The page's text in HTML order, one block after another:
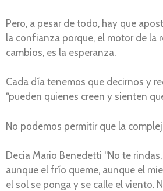
Pero, a pesar de todo, hay que
la confianza porque, el motor de la
cambios, es la esperanza.
Cada día tenemos que decirnos y
“pueden quienes creen y sienten
No podemos permitir que la
Decia Mario Benedetti “No te
aunque el frío queme, aunque el
el sol se ponga y se calle el viento.